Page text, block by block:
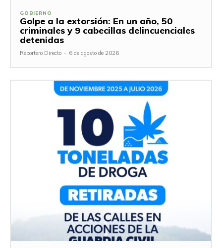
GOBIERNO
Golpe a la extorsión: En un año, 50
criminales y 9 cabecillas delincuenciales
detenidas
Reportero Directo - 6 de agosto de 2026